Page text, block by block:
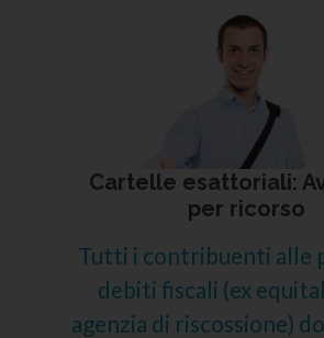
Cartelle esattoriali:
per ricorso
Tutti i contribuenti alle
debiti fiscali (ex
agenzia di riscossione)